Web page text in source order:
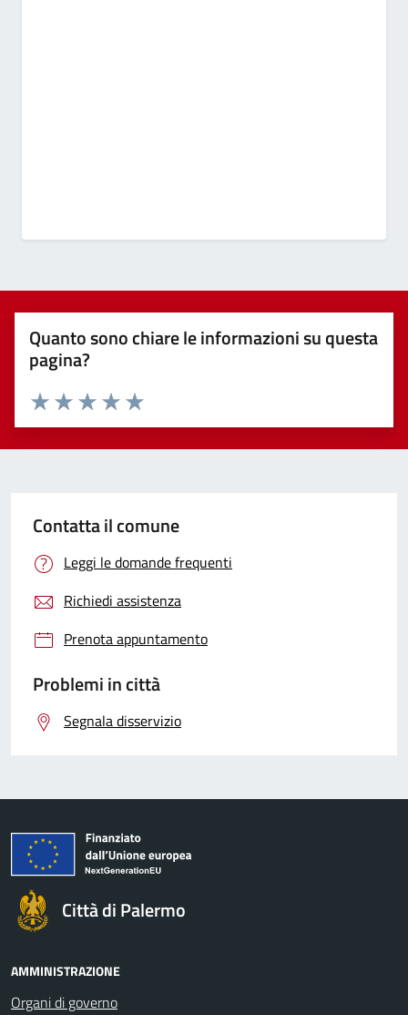
Quanto sono chiare le informazioni su questa
pagina?
Valuta 5 stelle su 5
Valuta 4 stelle su 5
Valuta 3 stelle su 5
Valuta 2 stelle su 5
Valuta 1 stelle su 5
Contatta il comune
Leggi le domande frequenti
Richiedi assistenza
Prenota appuntamento
Problemi in città
Segnala disservizio
Città di Palermo
AMMINISTRAZIONE
Organi di governo